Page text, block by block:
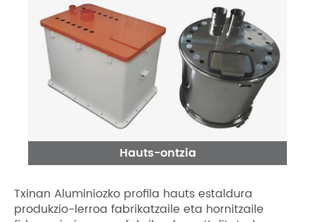
Hauts-ontzia
Txinan Aluminiozko profila hauts estaldura
produkzio-lerroa fabrikatzaile eta hornitzaile